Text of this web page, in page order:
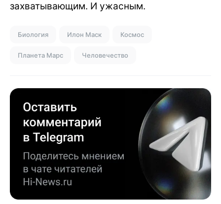
захватывающим. И ужасным.
Биология Илон Маск Космос
Планета Марс Человечество